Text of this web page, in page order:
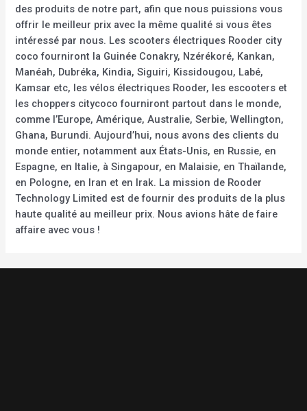
des produits de notre part, afin que nous puissions vous
offrir le meilleur prix avec la même qualité si vous êtes
intéressé par nous. Les scooters électriques Rooder city
coco fourniront la Guinée Conakry, Nzérékoré, Kankan,
Manéah, Dubréka, Kindia, Siguiri, Kissidougou, Labé,
Kamsar etc, les vélos électriques Rooder, les escooters et
les choppers citycoco fourniront partout dans le monde,
comme l’Europe, Amérique, Australie, Serbie, Wellington,
Ghana, Burundi. Aujourd’hui, nous avons des clients du
monde entier, notamment aux États-Unis, en Russie, en
Espagne, en Italie, à Singapour, en Malaisie, en Thaïlande,
en Pologne, en Iran et en Irak. La mission de Rooder
Technology Limited est de fournir des produits de la plus
haute qualité au meilleur prix. Nous avions hâte de faire
affaire avec vous !